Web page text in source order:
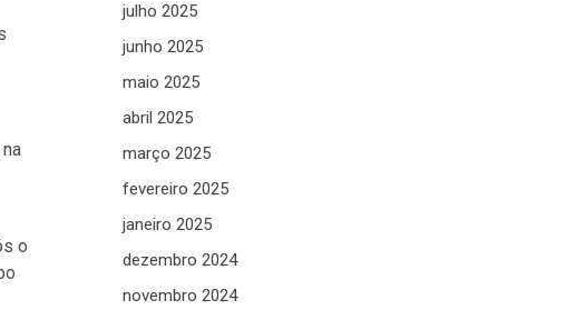
o
julho 2025
junho 2025
maio 2025
abril 2025
março 2025
fevereiro 2025
janeiro 2025
dezembro 2024
novembro 2024